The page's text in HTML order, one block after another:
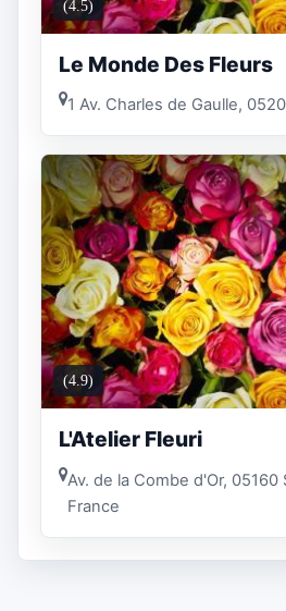
(4.5)
Le Monde Des Fleurs
1 Av. Charles de Gaulle,
(4.9)
L'Atelier Fleuri
Av. de la Combe d'Or,
France